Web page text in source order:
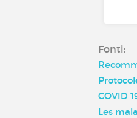
Fonti:
COVID
Les